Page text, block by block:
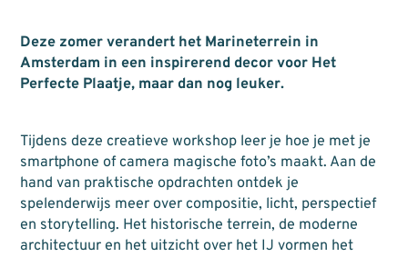
Deze zomer verandert het Marineterrein in
Amsterdam in een inspirerend decor voor Het
Perfecte Plaatje, maar dan nog leuker.
Tijdens deze creatieve workshop leer je hoe je met je
smartphone of camera magische foto’s maakt. Aan de
hand van praktische opdrachten ontdek je
spelenderwijs meer over compositie, licht, perspectief
en storytelling. Het historische terrein, de moderne
architectuur en het uitzicht over het IJ vormen het